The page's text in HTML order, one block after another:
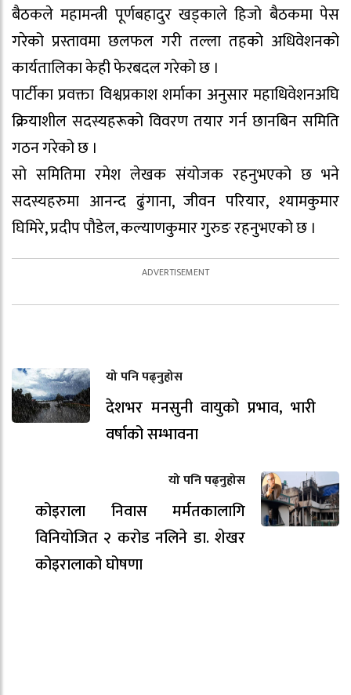
बैठकले महामन्त्री पूर्णबहादुर खड्काले हिजो बैठकमा पेस
गरेको प्रस्तावमा छलफल गरी तल्ला तहको अधिवेशनको
कार्यतालिका केही फेरबदल गरेको छ ।
पार्टीका प्रवक्ता विश्वप्रकाश शर्माका अनुसार महाधिवेशनअघि
क्रियाशील सदस्यहरूको विवरण तयार गर्न छानबिन समिति
गठन गरेको छ ।
सो समितिमा रमेश लेखक संयोजक रहनुभएको छ भने
सदस्यहरुमा आनन्द ढुंगाना, जीवन परियार, श्यामकुमार
घिमिरे, प्रदीप पौडेल, कल्याणकुमार गुरुङ रहनुभएको छ ।
यो पनि पढ्नुहोस
देशभर मनसुनी वायुको प्रभाव, भारी
वर्षाको सम्भावना
यो पनि पढ्नुहोस
कोइराला निवास मर्मतकालागि
विनियोजित २ करोड नलिने डा. शेखर
कोइरालाको घोषणा